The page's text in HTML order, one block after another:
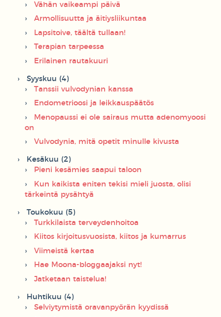
Vähän vaikeampi päivä
Armollisuutta ja äitiysliikuntaa
Lapsitoive, täältä tullaan!
Terapian tarpeessa
Erilainen rautakuuri
Syyskuu (4)
Tanssii vulvodynian kanssa
Endometrioosi ja leikkauspäätös
Menopaussi ei ole sairaus mutta adenomyoosi
on
Vulvodynia, mitä opetit minulle kivusta
Kesäkuu (2)
Pieni kesämies saapui taloon
Kun kaikista eniten tekisi mieli juosta, olisi
tärkeintä pysähtyä
Toukokuu (5)
Turkkilaista terveydenhoitoa
Kiitos kirjoitusvuosista, kiitos ja kumarrus
Viimeistä kertaa
Hae Moona-bloggaajaksi nyt!
Jatketaan taistelua!
Huhtikuu (4)
Selviytymistä oravanpyörän kyydissä